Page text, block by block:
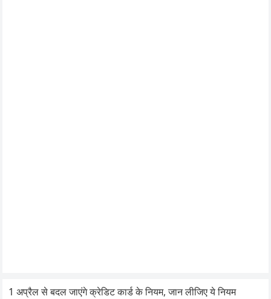
1 अप्रैल से बदल जाएंगे क्रेडिट कार्ड के नियम, जान लीजिए ये नियम